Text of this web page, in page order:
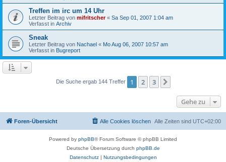
Treffen im irc um 14 Uhr
Letzter Beitrag von mifritscher« Sa Sep 01, 2007 1:04 am
Verfasst in Archiv
Sneak
Letzter Beitrag von Nachael « Mo Aug 06, 2007 10:57 am
Verfasst in Bugreport
Die Suche ergab 144 Treffer 1 2 3
Gehe zu
Foren-Übersicht Alle Zeiten sind UTC+02:00
Alle Cookies löschen
Powered by phpBB® Forum Software © phpBB Limited
Deutsche Übersetzung durch phpBB.de
Datenschutz| Nutzungsbedingungen